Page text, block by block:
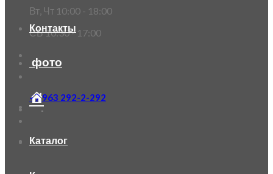
Вт, Чт 10:00 - 18:00
СБ 10:30 - 17:00
+7 963 292-2-292
Контакты
фото
Каталог